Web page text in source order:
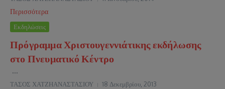
Περισσότερα
Εκδηλώσεις
Πρόγραμμα Χριστουγεννιάτικης εκδήλωσης
στο Πνευματικό Κέντρο
...
ΤΑΣΟΣ ΧΑΤΖΗΑΝΑΣΤΑΣΙΟΥ 18 Δεκεμβρίου, 2013